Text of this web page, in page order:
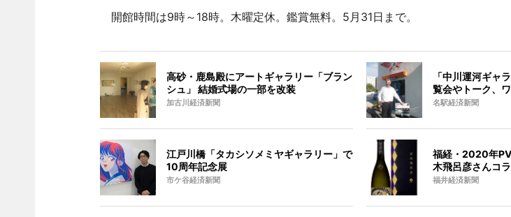
開館時間は9時～18時。木曜定休。鑑賞無料。5月31日まで。
高砂・鹿島殿にアートギャラリー「ブラン
シュ」 結婚式場の一部を改装
加古川経済新聞
「中川運河ギャ
覧会やトーク、
名駅経済新聞
江戸川橋「タカシソメミヤギャラリー」で
10周年記念展
市ケ谷経済新聞
福経・2020年
木飛呂彦さんコラ
福井経済新聞